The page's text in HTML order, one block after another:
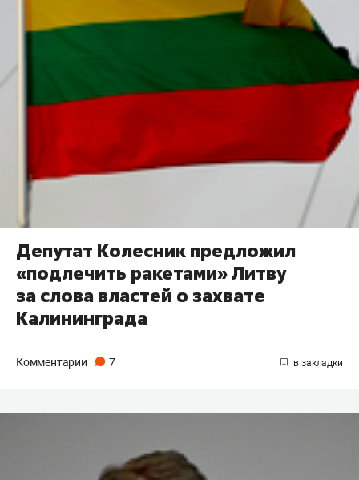
Депутат Колесник предложил
«подлечить ракетами» Литву
за слова властей о захвате
Калининграда
Комментарии 7